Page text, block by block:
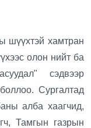
хамтран
олон нийт ба
сэдвээр
Сургалтад
алба хаагчид,
Тамгын газрын